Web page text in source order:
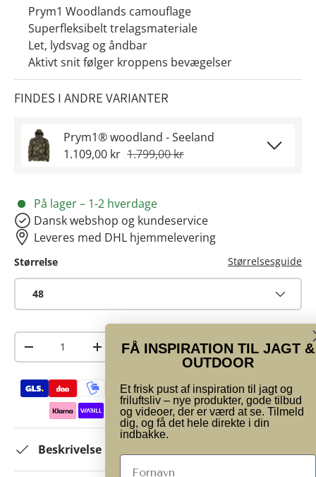
Prym1 Woodlands camouflage
Superfleksibelt trelagsmateriale
Let, lydsvag og åndbar
Aktivt snit følger kroppens bevægelser
FINDES I ANDRE VARIANTER
Prym1® woodland - Seeland
1.109,00 kr 1.799,00 kr
På lager – 1-2 hverdage
Dansk webshop og kundeservice
Leveres med DHL hjemmelevering
Størrelse Størrelsesguide
48
Antal
-
+ LÆG I KURV
Betalingsmetoder Vi har gode anmeldelser
Beskrivelse
FÅ INSPIRATION TIL JAGT &
OUTDOOR
Et frisk pust af inspiration til jagt og
friluftsliv – nye produkter, gode tilbud
og videoer, der er værd at se. Tilmeld
dig, og få det hele direkte i din
indbakke.